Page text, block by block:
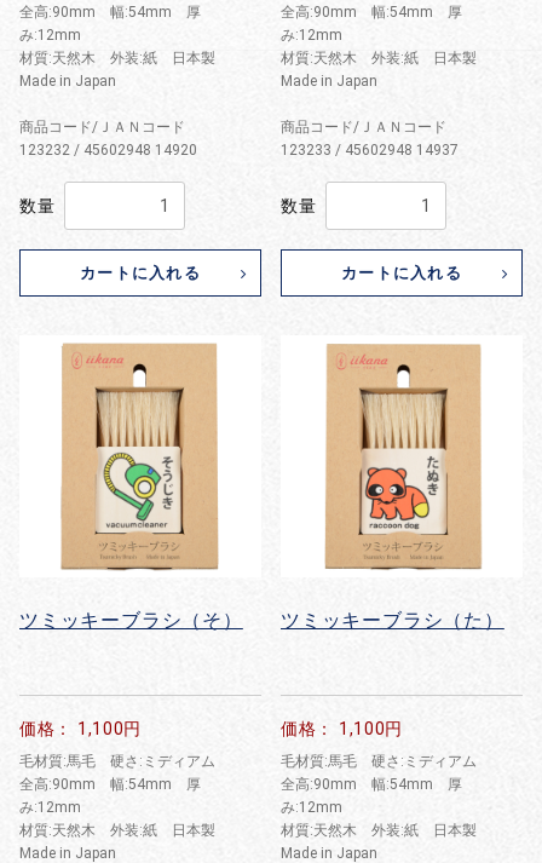
全高:90mm 幅:54mm 厚
み:12mm
材質:天然木 外装:紙 日本製
Made in Japan
商品コード/ＪＡＮコード
123232 / 45602948 14920
数量
カートに入れる
全高:90mm 幅:54mm 厚
み:12mm
材質:天然木 外装:紙 日本製
Made in Japan
商品コード/ＪＡＮコード
123233 / 45602948 14937
数量
カートに入れる
ツミッキーブラシ（そ）
価格： 1,100円
毛材質:馬毛 硬さ:ミディアム
全高:90mm 幅:54mm 厚
み:12mm
材質:天然木 外装:紙 日本製
Made in Japan
ツミッキーブラシ（た）
価格： 1,100円
毛材質:馬毛 硬さ:ミディアム
全高:90mm 幅:54mm 厚
み:12mm
材質:天然木 外装:紙 日本製
Made in Japan